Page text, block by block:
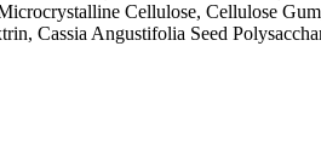
Cellulose, Cellulose
Cassia Angustifolia Seed